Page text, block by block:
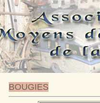
BOUGIES